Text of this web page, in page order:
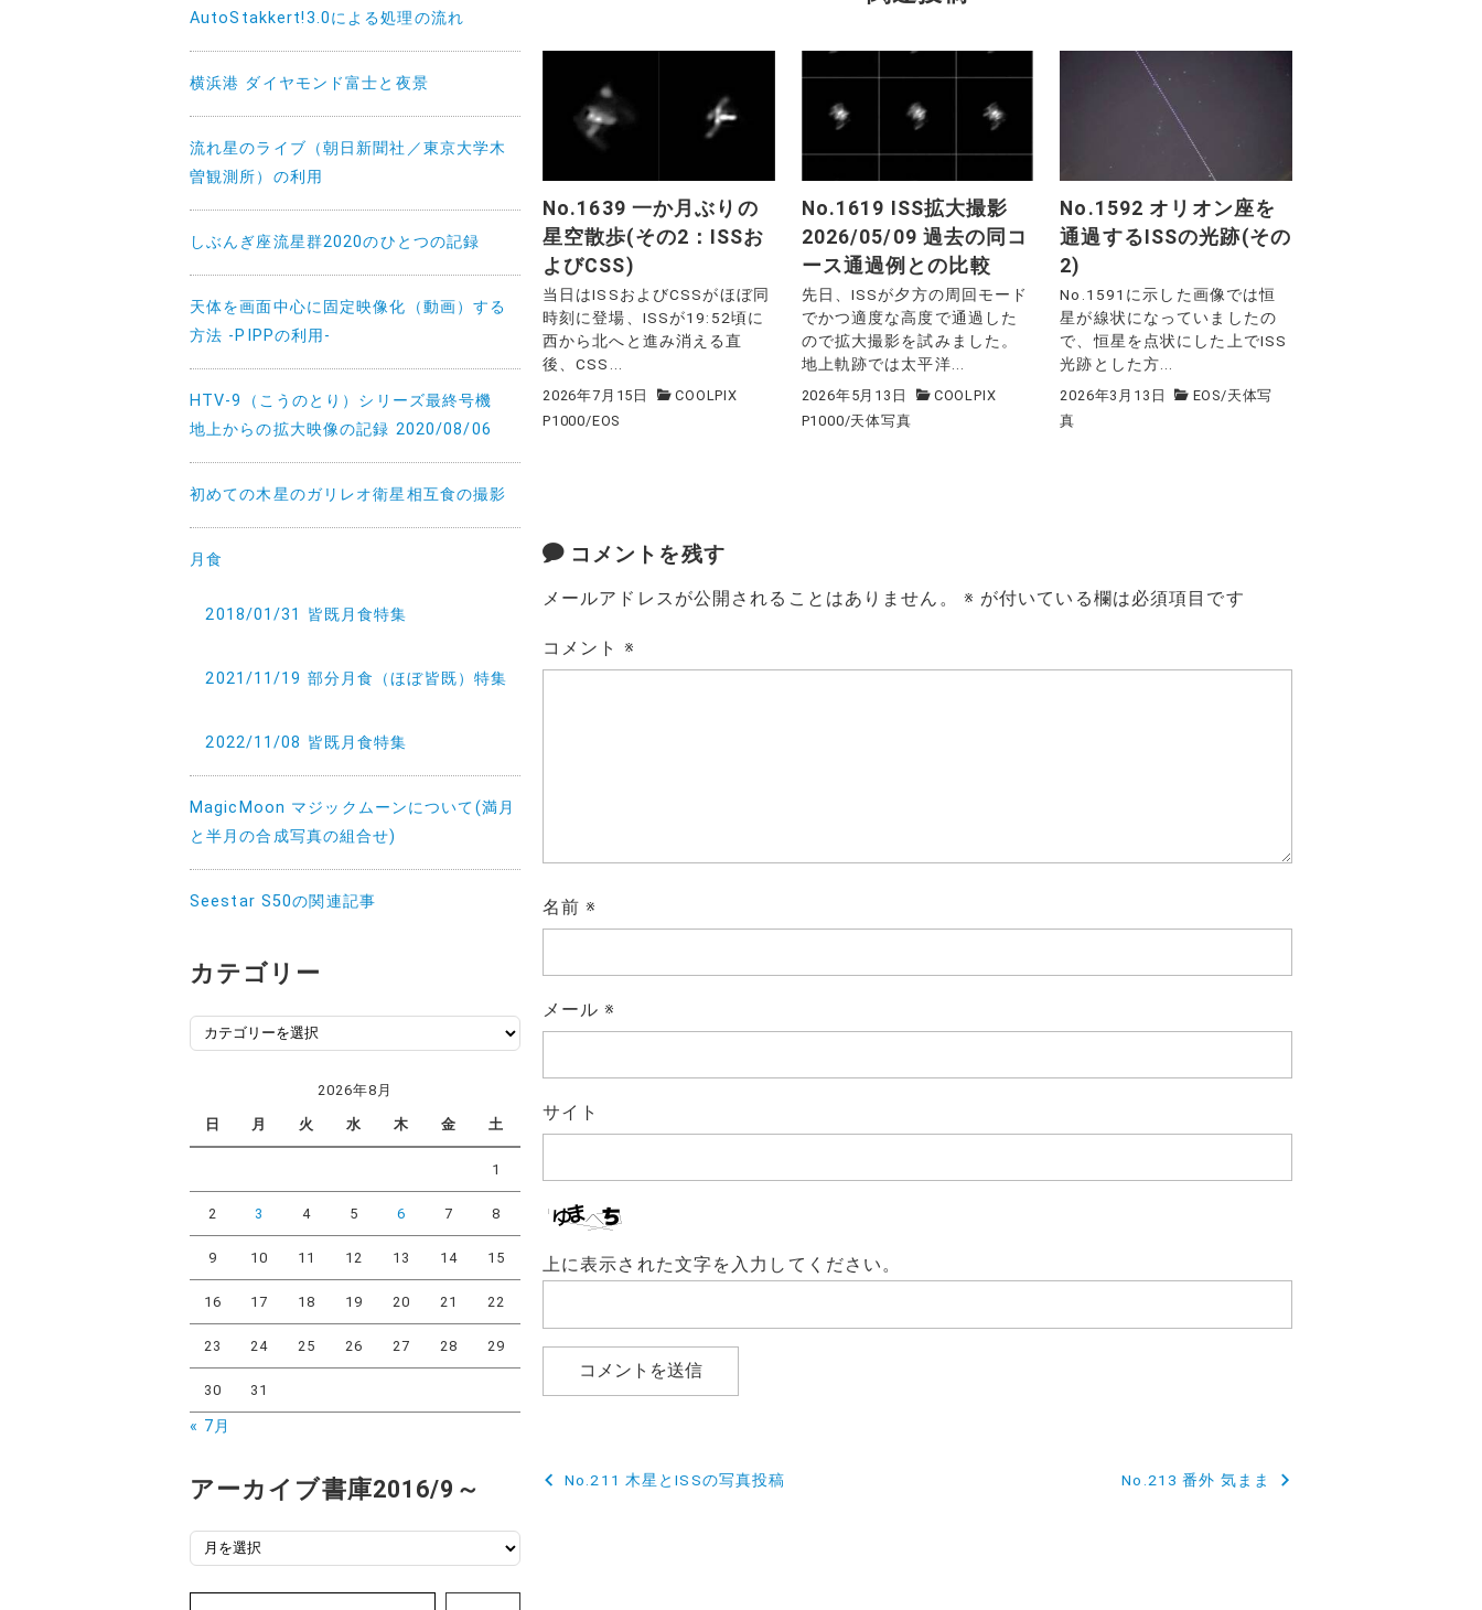
No.1639 一か月ぶりの
星空散歩(その2：ISSお
よびCSS)
当日はISSおよびCSSがほぼ同
時刻に登場、ISSが19:52頃に
西から北へと進み消える直
後、CSS...
2026年7月15日
COOLPIX
P1000/EOS
No.1619 ISS拡大撮影
2026/05/09 過去の同コ
ース通過例との比較
先日、ISSが夕方の周回モード
でかつ適度な高度で通過した
ので拡大撮影を試みました。
地上軌跡では太平洋...
2026年5月13日
COOLPIX
P1000/天体写真
No.1592 オリオン座を
通過するISSの光跡(その
2)
No.1591に示した画像では恒
星が線状になっていましたの
で、恒星を点状にした上でISS
光跡とした方...
2026年3月13日 EOS/天体写
真
コメントを残す
メールアドレスが公開されることはありません。 ※ が付いている欄は必須項目です
コメント ※
名前※
メール※
サイト
上に表示された文字を入力してください。
投
No.211 木星とISSの写真投稿 No.213 番外 気まま
AutoStakkert!3.0による処理の流れ
横浜港 ダイヤモンド富士と夜景
流れ星のライブ（朝日新聞社／東京大学木
曽観測所）の利用
しぶんぎ座流星群2020のひとつの記録
天体を画面中心に固定映像化（動画）する
方法 -PIPPの利用-
HTV-9（こうのとり）シリーズ最終号機
地上からの拡大映像の記録 2020/08/06
初めての木星のガリレオ衛星相互食の撮影
月食
2018/01/31 皆既月食特集
2021/11/19 部分月食（ほぼ皆既）特集
2022/11/08 皆既月食特集
MagicMoon マジックムーンについて(満月
と半月の合成写真の組合せ)
Seestar S50の関連記事
カテゴリー
カ
テ
ー
2026年8月
日 月 火 水 木 金 土
1
2 3 4 5 6 7 8
9 10 11 12 13 14 15
16 17 18 19 20 21 22
23 24 25 26 27 28 29
30 31
« 7月
アーカイブ書庫2016/9～